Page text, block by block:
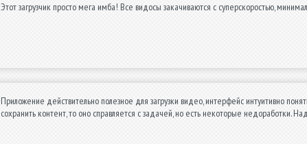
Этот загрузчик просто мега имба! Все видосы закачиваются с суперскоростью,
Приложение действительно полезное для загрузки видео, интерфейс интуитивно
сохранить контент, то оно справляется с задачей, но есть некоторые недоработки.